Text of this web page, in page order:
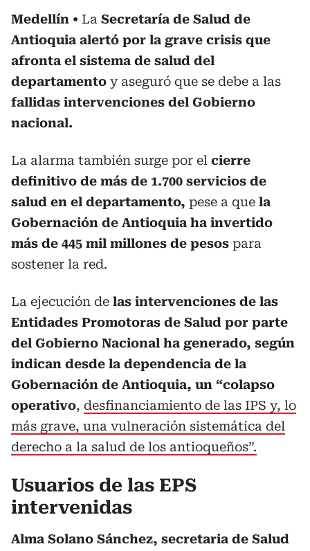
Medellín La Secretaría de Salud de
Antioquia alertó por la grave crisis que
afronta el sistema de salud del
departamento y aseguró que se debe a las
fallidas intervenciones del Gobierno
nacional.
La alarma también surge por el cierre
definitivo de más de 1.700 servicios de
salud en el departamento, pese a que la
Gobernación de Antioquia ha invertido
más de 445 mil millones de pesos para
sostener la red.
La ejecución de las intervenciones de las
Entidades Promotoras de Salud por parte
del Gobierno Nacional ha generado, según
indican desde la dependencia de la
Gobernación de Antioquia, un “colapso
operativo, desfinanciamiento de las IPS y, lo
más grave, una vulneración sistemática del
derecho a la salud de los antioqueños”.
Usuarios de las EPS
intervenidas
Alma Solano Sánchez, secretaria de Salud